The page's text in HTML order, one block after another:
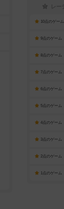
10点のゲーム
9点のゲーム
8点のゲーム
7点のゲーム
6点のゲーム
5点のゲーム
4点のゲーム
3点のゲーム
2点のゲーム
1点のゲーム